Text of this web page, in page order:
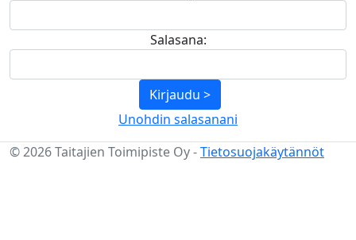
Salasana:
Kirjaudu >
Unohdin salasanani
© 2026 Taitajien Toimipiste Oy -Tietosuojakäytännöt